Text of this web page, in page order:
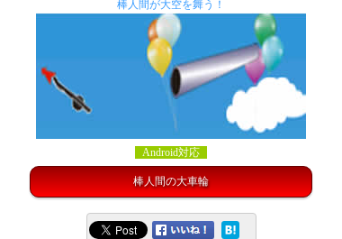
棒人間が大空を舞う！
Android対応
棒人間の大車輪